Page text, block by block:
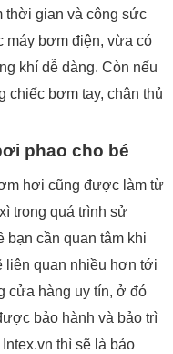
gian và công sức
máy bơm điện, vừa có
khí dễ dàng. Còn nếu
chiếc bơm tay, chân thủ
phao cho bé
hơi cũng được làm từ
trong quá trình sử
bạn cần quan tâm khi
liên quan nhiều hơn tới
cửa hàng uy tín, ở đó
bảo hành và bảo trì
thì sẽ là bảo